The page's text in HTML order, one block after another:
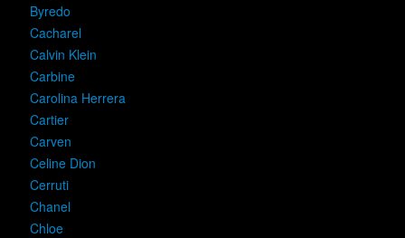
Byredo
Cacharel
Calvin Klein
Carbine
Carolina Herrera
Cartier
Carven
Celine Dion
Cerruti
Chanel
Chloe